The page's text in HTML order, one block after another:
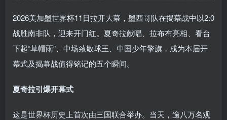
2026美加墨世界杯11日拉开大幕，墨西哥队在揭幕战中以2:0
战胜南非队，迎来开门红。夏奇拉献唱、拉布布亮相、看台
下起“草帽雨”、中场致敬球王、中国少年擎旗，成为本届开
幕式及揭幕战值得铭记的五个瞬间。
夏奇拉引爆开幕式
这是世界杯历史上首次由三国联合举办。当天，逾八万名观